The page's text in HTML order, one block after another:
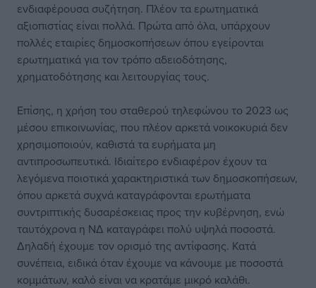
ενδιαφέρουσα συζήτηση. Πλέον τα ερωτηματικά
αξιοπιστίας είναι πολλά. Πρώτα από όλα, υπάρχουν
πολλές εταιρίες δημοσκοπήσεων όπου εγείρονται
ερωτηματικά για τον τρόπο αδειοδότησης,
χρηματοδότησης και λειτουργίας τους.
Επίσης, η χρήση του σταθερού τηλεφώνου το 2023 ως
μέσου επικοινωνίας, που πλέον αρκετά νοικοκυριά δεν
χρησιμοποιούν, καθιστά τα ευρήματα μη
αντιπροσωπευτικά. Ιδιαίτερο ενδιαφέρον έχουν τα
λεγόμενα ποιοτικά χαρακτηριστικά των δημοσκοπήσεων,
όπου αρκετά συχνά καταγράφονται ερωτήματα
συντριπτικής δυσαρέσκειας προς την κυβέρνηση, ενώ
ταυτόχρονα η ΝΔ καταγράφει πολύ υψηλά ποσοστά.
Δηλαδή έχουμε τον ορισμό της αντίφασης. Κατά
συνέπεια, ειδικά όταν έχουμε να κάνουμε με ποσοστά
κομμάτων, καλό είναι να κρατάμε μικρό καλάθι.